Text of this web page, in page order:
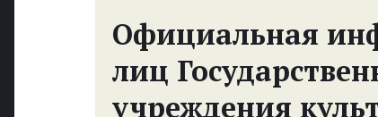
Официальная
лиц
учреждения